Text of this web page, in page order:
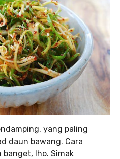
yang paling
daun bawang. Cara
lho. Simak